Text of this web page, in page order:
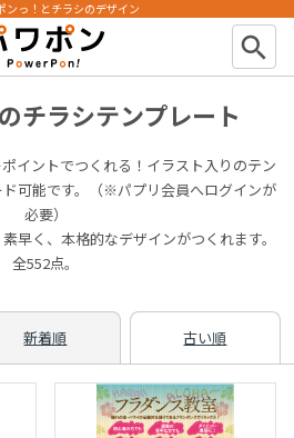
ンっ！とチラシのデザイン
search
チラシテンプレート
イントでつくれる！イラスト入りのテン
可能です。（※パプリ会員へログインが
必要）
早く、本格的なデザインがつくれます。
全552点。
新着順 古い順